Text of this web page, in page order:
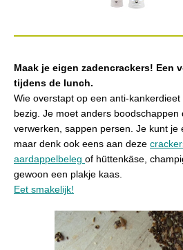
Maak je eigen zadencrackers! Een
tijdens de lunch.
Wie overstapt op een anti-
bezig. Je moet anders boodschappen
verwerken, sappen persen. Je kunt je
maar denk ook eens aan deze
aardappelbeleg of hüttenkäse,
gewoon een plakje kaas.
Eet smakelijk!